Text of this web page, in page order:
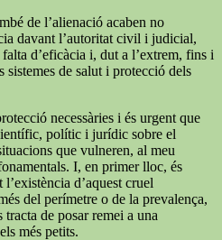
de l’alienació acaben no
davant l’autoritat civil i judicial,
d’eficàcia i, dut a l’extrem, fins i
sistemes de salut i protecció dels
necessàries i és urgent que
polític i jurídic sobre el
que vulneren, al meu
I, en primer lloc, és
d’aquest cruel
del perímetre o de la prevalença,
tracta de posar remei a una
més petits.